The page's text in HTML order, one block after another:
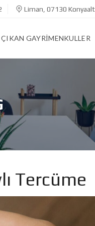
Liman, 07130
GAYRIMENKULLER
Tercüme